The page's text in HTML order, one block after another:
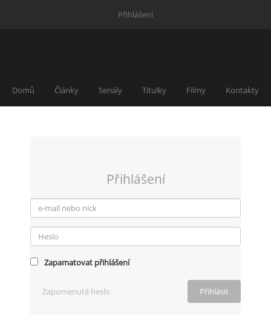
Přihlášení
Domů Články Seriály Titulky Filmy Kontakty
Přihlášení
Zapamatovat přihlášení
Zapomenuté heslo